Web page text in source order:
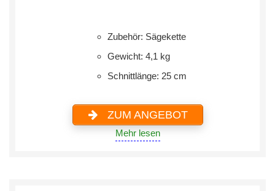
Zubehör: Sägekette
Gewicht: 4,1 kg
Schnittlänge: 25 cm
ZUM ANGEBOT
Mehr lesen